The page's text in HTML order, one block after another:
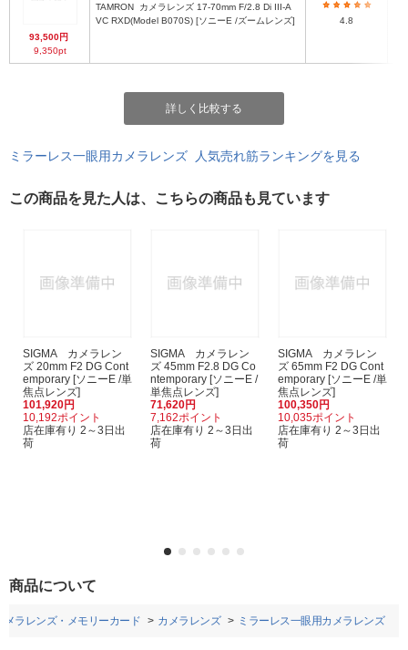
93,500円
9,350pt
TAMRON
VC RXD(Model B070S) [ソニーE /ズームレンズ]
4.8
詳しく比較する
ミラーレス一眼用カメラレンズ 人気売れ筋ランキングを見る
この商品を見た人は、こちらの商品も見ています
SIGMA カメラレン
ズ 20mm F2 DG Cont
emporary [ソニーE /単
焦点レンズ]
101,920円
10,192ポイント
店在庫有り 2～3日出
荷
SIGMA カメラレン
ズ 45mm F2.8 DG Co
ntemporary [ソニーE /
単焦点レンズ]
71,620円
7,162ポイント
店在庫有り 2～3日出
荷
SIGMA カメラレン
ズ 65mm F2 DG Cont
emporary [ソニーE /単
焦点レンズ]
100,350円
10,035ポイント
店在庫有り 2～3日出
荷
商品について
メラレンズ・メモリーカード カメラレンズ ミラーレス一眼用カメラレンズ